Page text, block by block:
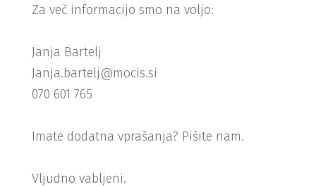
Za več informacijo smo na voljo:
Janja Bartelj
Janja.bartelj@mocis.si
070 601 765
Imate dodatna vprašanja? Pišite nam.
Vljudno vabljeni.